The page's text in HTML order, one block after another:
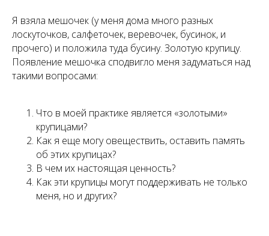
Я взяла мешочек (у меня дома много разных
лоскуточков, салфеточек, веревочек, бусинок, и
прочего) и положила туда бусину. Золотую крупицу.
Появление мешочка сподвигло меня задуматься над
такими вопросами:
Что в моей практике является «золотыми»
крупицами?
Как я еще могу овеществить, оставить память
об этих крупицах?
В чем их настоящая ценность?
Как эти крупицы могут поддерживать не только
меня, но и других?